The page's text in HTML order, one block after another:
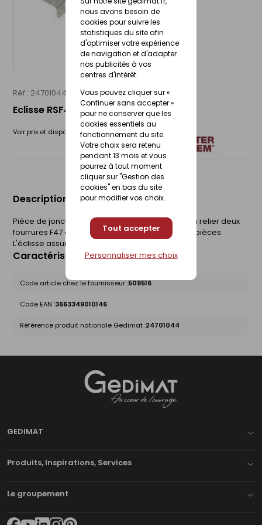
nous avons besoin de
cookies pour suivre les
statistiques du site afin
d'optimiser votre expérience
de navigation et d'adapter
nos publicités à vos
centres d'intérêt.
Vous pouvez cliquer sur «
Continuer sans accepter »
pour ne conserver que les
cookies essentiels au
fonctionnement du site.
Votre choix sera retenu
pendant 13 mois et vous
pourrez à tout moment
cliquer sur "Gestion des
cookies" en bas du site
pour modifier vos choix.
Tout accepter
Personnaliser mes choix
Réf : 24701044 RICHTER SYSTEM
Eclisse RSF47 - boîte de 50 pièces
Voir prix et disponibilité en magasin
Description du produit
Pièce de jonction, en acier galvanisé, destinée à relier deux
fourrures F47 ou deux fourrures F55. Boîte de 50 pièces.
L'éclisse assure la continuité mécanique.
Caractéristiques du produit
Code article chez le fournisseur :509516
Code EAN :3663349010146
Référence produit nationale Gedimat :24701044
GEDIMAT
Produits, Inspirations, Services
Le groupement